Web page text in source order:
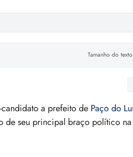
Tamanho do
a prefeito de Paço do
seu principal braço político na